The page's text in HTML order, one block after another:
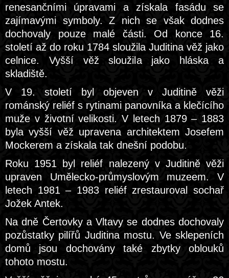
renesančními úpravami a získala fasádu se
zajímavými symboly. Z nich se však dodnes
dochovaly pouze malé části. Od konce 16.
století až do roku 1784 sloužila Juditina věž jako
celnice. Vyšší věž sloužila jako hláska a
skladiště.
V 19. století byl objeven v Juditině věži
románský reliéf s rytinami panovníka a klečícího
muže v životní velikosti. V letech 1879 – 1883
byla vyšší věž upravena architektem Josefem
Mockerem a získala tak dnešní podobu.
Roku 1951 byl reliéf nalezený v Juditině věži
upraven Umělecko-průmyslovým muzeem. V
letech 1981 – 1983 reliéf zrestauroval sochař
Jožek Antek.
Na dně Čertovky a Vltavy se dodnes dochovaly
pozůstatky pilířů Juditina mostu. Ve sklepeních
domů jsou dochovány také zbytky oblouků
tohoto mostu.